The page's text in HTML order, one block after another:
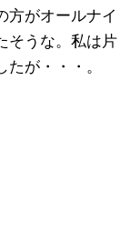
方がオールナイ
そうな。私は片
が・・・。